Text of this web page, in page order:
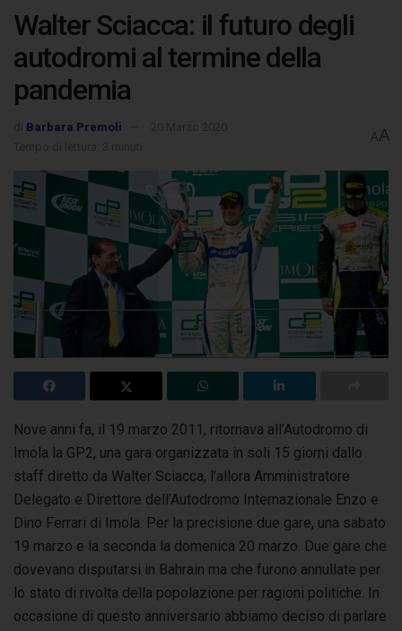
Walter Sciacca: il futuro degli
autodromi al termine della
pandemia
Barbara Premoli
AA
Nove anni fa, il 19 marzo 2011, ritornava all’Autodromo di
Imola la GP2, una gara organizzata in soli 15 giorni dallo
staff diretto da Walter Sciacca, l’allora Amministratore
Delegato e Direttore dell’Autodromo Internazionale Enzo e
Dino Ferrari di Imola. Per la precisione due gare, una sabato
19 marzo e la seconda la domenica 20 marzo. Due gare che
dovevano disputarsi in Bahrain ma che furono annullate per
lo stato di rivolta della popolazione per ragioni politiche. In
occasione di questo anniversario abbiamo deciso di parlare